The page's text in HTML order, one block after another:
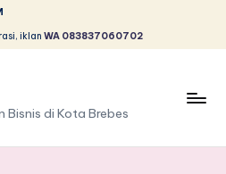
iklan WA 083837060702
Bisnis di Kota Brebes